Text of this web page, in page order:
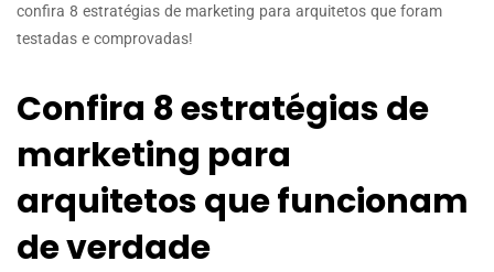
confira 8 estratégias de marketing para arquitetos que foram
testadas e comprovadas!
Confira 8 estratégias de
marketing para
arquitetos que funcionam
de verdade